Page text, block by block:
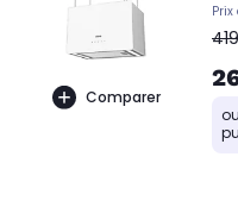
Comparer
ou